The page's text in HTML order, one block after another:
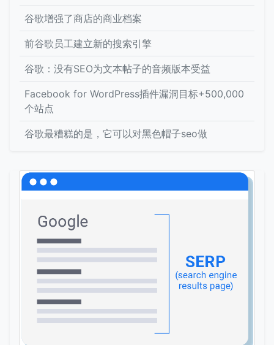
谷歌增强了商店的商业档案
前谷歌员工建立新的搜索引擎
谷歌：没有SEO为文本帖子的音频版本受益
Facebook for WordPress插件漏洞目标+500,000
个站点
谷歌最糟糕的是，它可以对黑色帽子seo做